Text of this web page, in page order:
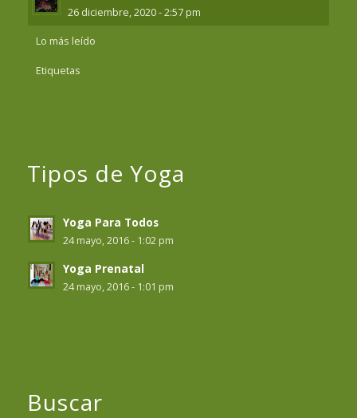
26 diciembre, 2020 - 2:57 pm
Lo más leído
Etiquetas
Tipos de Yoga
Yoga Para Todos
24 mayo, 2016 - 1:02 pm
Yoga Prenatal
24 mayo, 2016 - 1:01 pm
Buscar